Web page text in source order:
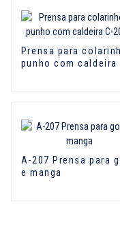
Prensa para
punho com caldeira
A-207 Prensa para
e manga